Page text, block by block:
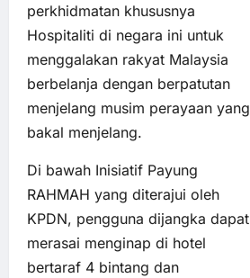
perkhidmatan khususnya
Hospitaliti di negara ini untuk
menggalakan rakyat Malaysia
berbelanja dengan berpatutan
menjelang musim perayaan yang
bakal menjelang.
Di bawah Inisiatif Payung
RAHMAH yang diterajui oleh
KPDN, pengguna dijangka dapat
merasai menginap di hotel
bertaraf 4 bintang dan